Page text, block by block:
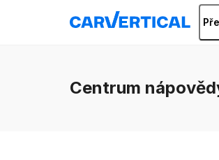
Centrum